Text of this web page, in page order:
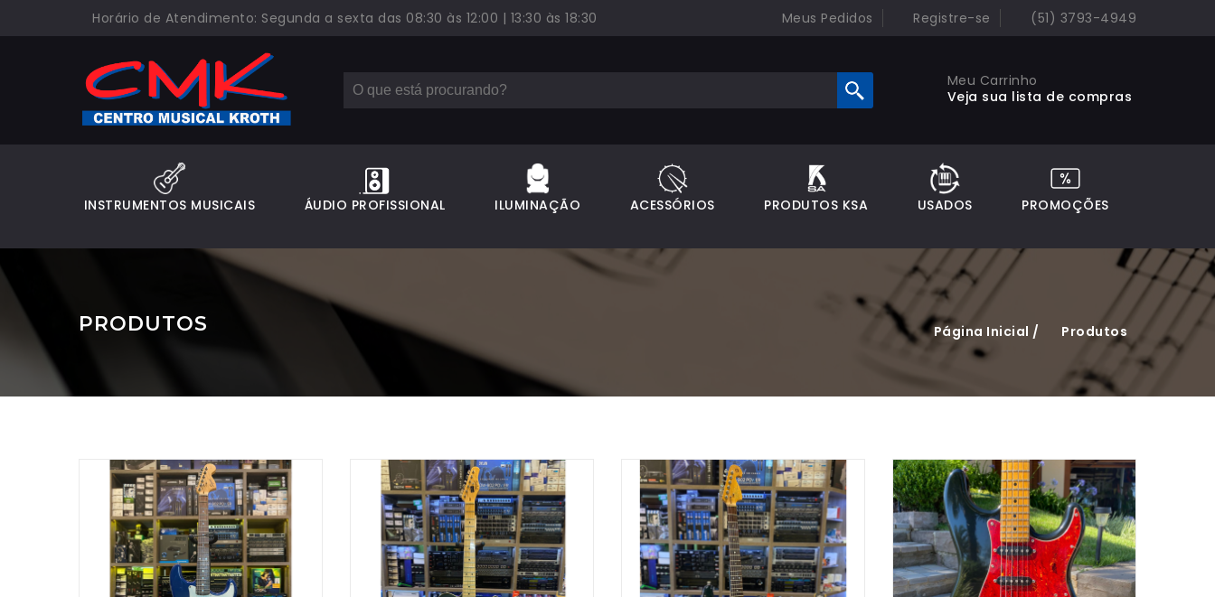
Horário de Atendimento: Segunda a sexta das 08:30 às 12:00 | 13:30 às 18:30 Meus Pedidos Registre-se (51) 3793-4949
Meu Carrinho
Veja sua lista de compras
INSTRUMENTOS MUSICAIS ÁUDIO PROFISSIONAL ILUMINAÇÃO ACESSÓRIOS PRODUTOS KSA USADOS PROMOÇÕES
PRODUTOS Página Inicial / Produtos